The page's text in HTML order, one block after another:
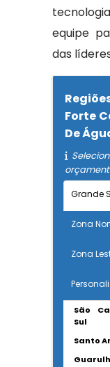
equipe
das
Forte
De
Grande
Zona
Zona
São
Sul
Santo